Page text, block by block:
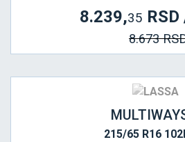
8.239,35
8.673
215/65 R16